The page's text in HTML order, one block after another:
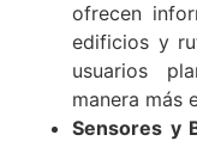
ofrecen
edificios y
usuarios
manera más
Sensores y